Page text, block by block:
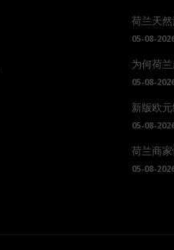
荷兰天
05-08-
为何荷
05-08-
新版欧
05-08-
荷兰商
05-08-